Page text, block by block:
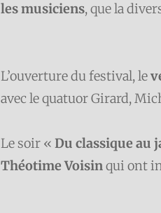
les musiciens, que la
L’ouverture du festival, le
avec le quatuor Girard,
Le soir « Du classique au
Théotime Voisinqui ont